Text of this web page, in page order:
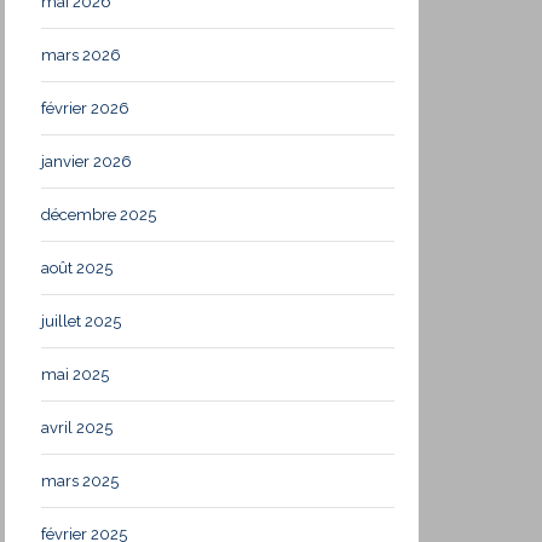
mars 2026
février 2026
janvier 2026
décembre 2025
août 2025
juillet 2025
mai 2025
avril 2025
mars 2025
février 2025